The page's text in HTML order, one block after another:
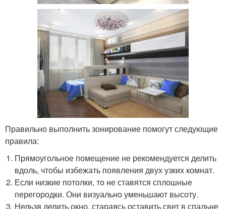
Правильно выполнить зонирование помогут следующие
правила:
Прямоугольное помещение не рекомендуется делить
вдоль, чтобы избежать появления двух узких комнат.
Если низкие потолки, то не ставятся сплошные
перегородки. Они визуально уменьшают высоту.
Нельзя делить окно, стараясь оставить свет в спальне